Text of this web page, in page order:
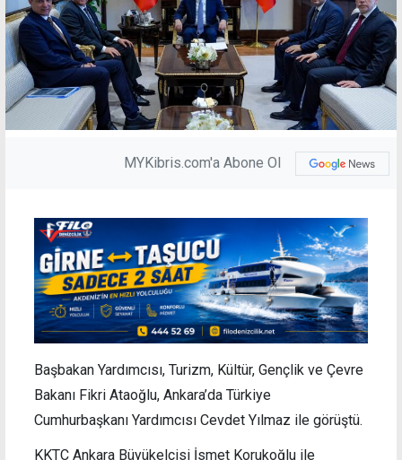
MYKibris.com'a Abone Ol
Başbakan Yardımcısı, Turizm, Kültür, Gençlik ve Çevre
Bakanı Fikri Ataoğlu, Ankara’da Türkiye
Cumhurbaşkanı Yardımcısı Cevdet Yılmaz ile görüştü.
KKTC Ankara Büyükelçisi İsmet Korukoğlu ile